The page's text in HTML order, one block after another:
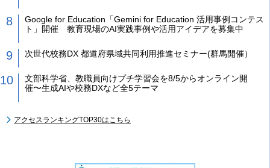
Google for Education「Gemini for Education 活用事例コンテス
ト」開催 教育現場のAI実践事例や活用アイデアを募集中
次世代校務DX 都道府県域共同利用推進セミナー(群馬開催）
文部科学省、教職員向けプチ学習会を8/5からオンライン開
催〜生成AIや校務DXなど全5テーマ
アクセスランキングTOP30はこちら